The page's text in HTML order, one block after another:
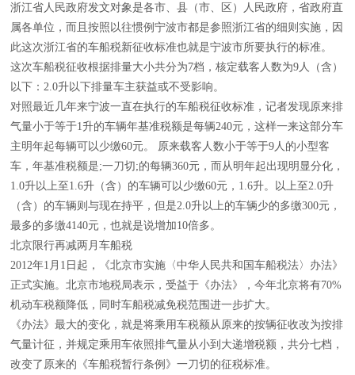
浙江省人民政府发文对象是各市、县（市、区）人民政府，省政府直
属各单位，而且按照以往惯例宁波市都是参照浙江省的细则实施，因
此这次浙江省的车船税新征收标准也就是宁波市所要执行的标准。
这次车船税征收根据排量大小共分为7档，核定载客人数为9人（含）
以下：2.0升以下排量车主获益或不受影响。
对照最近几年来宁波一直在执行的车船税征收标准，记者发现原来排
气量小于等于1升的车辆年基准税额是每辆240元，这样一来这部分车
主明年起每辆可以少缴60元。 原来载客人数小于等于9人的小型客
车，年基准税额是;一刀切;的每辆360元，而从明年起出现明显分化，
1.0升以上至1.6升（含）的车辆可以少缴60元，1.6升。以上至2.0升
（含）的车辆则与现在持平，但是2.0升以上的车辆少的多缴300元，
最多的多缴4140元，也就是说增加10倍多。
北京限行再减两月车船税
2012年1月1日起，《北京市实施〈中华人民共和国车船税法〉办法》
正式实施。北京市地税局表示，受益于《办法》，今年北京将有70%
机动车税额降低，同时车船税减免税范围进一步扩大。
《办法》最大的变化，就是将乘用车税额从原来的按辆征收改为按排
气量计征，并规定乘用车依照排气量从小到大递增税额，共分七档，
改变了原来的《车船税暂行条例》一刀切的征税标准。